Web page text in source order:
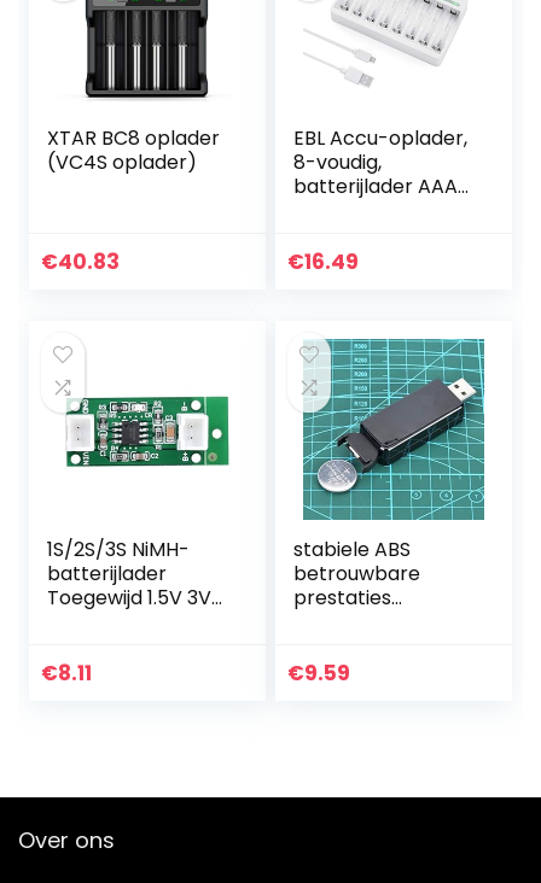
XTAR BC8 oplader
(VC4S oplader)
€40.83
EBL Accu-oplader,
8-voudig,
batterijlader AAA
input 5 V 2 A
€16.49
1S/2S/3S NiMH-
batterijlader
Toegewijd 1.5V 3V
oplaadbord(3S-
€8.11
stabiele ABS
betrouwbare
prestaties
Knoopbatterijlader
€9.59
Over ons